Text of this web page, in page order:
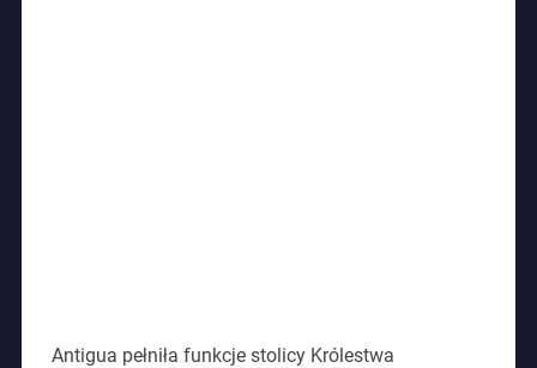
Antigua pełniła funkcje stolicy Królestwa